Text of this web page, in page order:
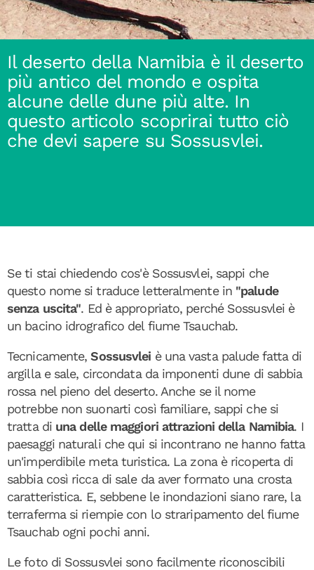
Il deserto della Namibia è il deserto
più antico del mondo e ospita
alcune delle dune più alte. In
questo articolo scoprirai tutto ciò
che devi sapere su Sossusvlei.
Se ti stai chiedendo cos'è Sossusvlei, sappi che
questo nome si traduce letteralmente in "palude
senza uscita". Ed è appropriato, perché Sossusvlei è
un bacino idrografico del fiume Tsauchab.
Tecnicamente,Sossusvlei è una vasta palude fatta di
argilla e sale, circondata da imponenti dune di sabbia
rossa nel pieno del deserto. Anche se il nome
potrebbe non suonarti così familiare, sappi che si
tratta diuna delle maggiori attrazioni della Namibia. I
paesaggi naturali che qui si incontrano ne hanno fatta
un'imperdibile meta turistica. La zona è ricoperta di
sabbia così ricca di sale da aver formato una crosta
caratteristica. E, sebbene le inondazioni siano rare, la
terraferma si riempie con lo straripamento del fiume
Tsauchab ogni pochi anni.
Le foto di Sossusvlei sono facilmente riconoscibili